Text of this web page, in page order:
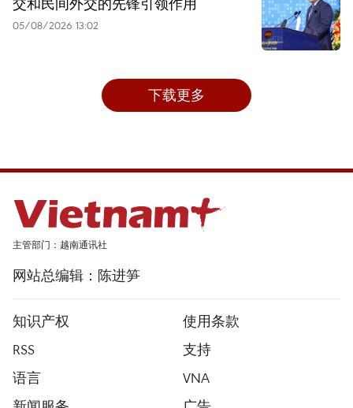
05/08/2026 13:02
下载更多
主管部门：越南通讯社
网站总编辑：陈进笋
知识产权
使用条款
RSS
支持
语言
VNA